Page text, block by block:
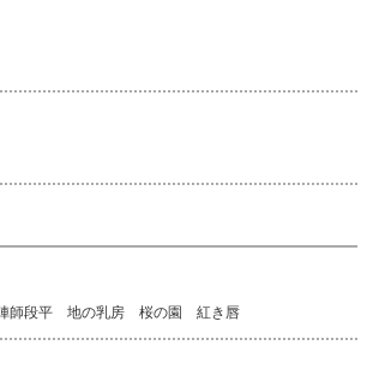
師段平 地の乳房 桜の園 紅き唇